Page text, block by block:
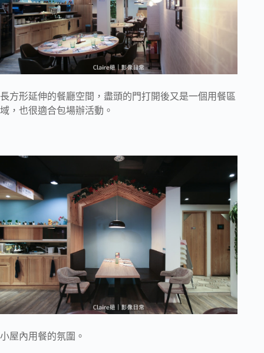
長方形延伸的餐廳空間，盡頭的門打開後又是一個用餐區
域，也很適合包場辦活動。
小屋內用餐的氛圍。